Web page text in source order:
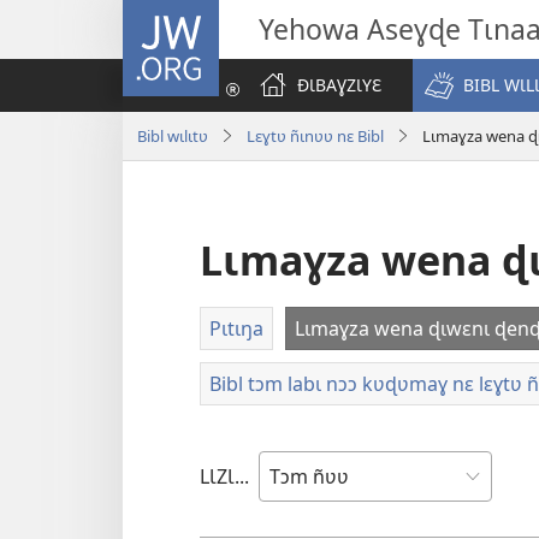
JW.ORG Yehowa Aseɣɖe Tɩnaa
ÐƖBAƔZƖYƐ
BIBL
Bibl wɩlɩtʋ Lɛɣtʋ ñɩnʋʋ nɛ Bibl Lɩmaɣza wena
Lɩmaɣza wena
Pɩtɩŋa Lɩmaɣza wena ɖɩwɛnɩ
Bibl tɔm labɩ nɔɔ kʋɖʋmaɣ nɛ lɛɣtʋ
LƖZƖ...